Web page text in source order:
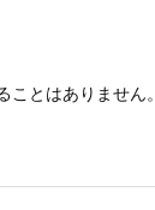
ことはありません。